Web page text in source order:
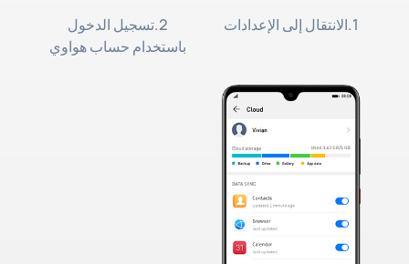
1.الانتقال إلى الإعدادات
2.تسجيل الدخول
باستخدام حساب هواوي